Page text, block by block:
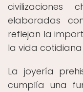
civilizaciones
elaboradas
reflejan la
la vida
La joyería
cumplía una